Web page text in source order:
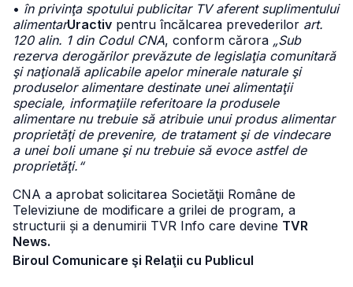
• în privinţa spotului publicitar TV aferent suplimentului
alimentarUractiv pentru încălcarea prevederilor art.
120 alin. 1 din Codul CNA, conform cărora „Sub
rezerva derogărilor prevăzute de legislaţia comunitară
şi naţională aplicabile apelor minerale naturale şi
produselor alimentare destinate unei alimentaţii
speciale, informaţiile referitoare la produsele
alimentare nu trebuie să atribuie unui produs alimentar
proprietăţi de prevenire, de tratament şi de vindecare
a unei boli umane şi nu trebuie să evoce astfel de
proprietăţi.“
CNA a aprobat solicitarea Societăţii Române de
Televiziune de modificare a grilei de program, a
structurii și a denumirii TVR Info care devine TVR
News.
Biroul Comunicare şi Relaţii cu Publicul